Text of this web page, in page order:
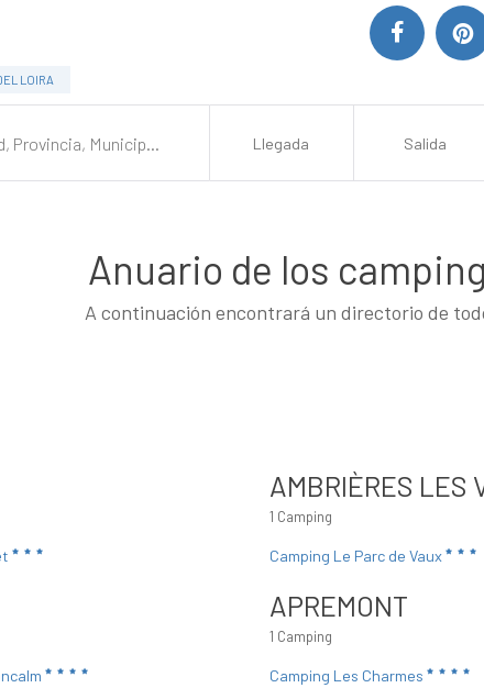
LOIRA
Anuario de los
A continuación encontrará un directorio de
AMBRIÈRES LES
1 Camping
Camping Le Parc de Vaux
APREMONT
1 Camping
Camping Les Charmes